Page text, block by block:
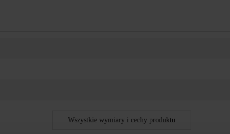
Wszystkie wymiary i cechy produktu